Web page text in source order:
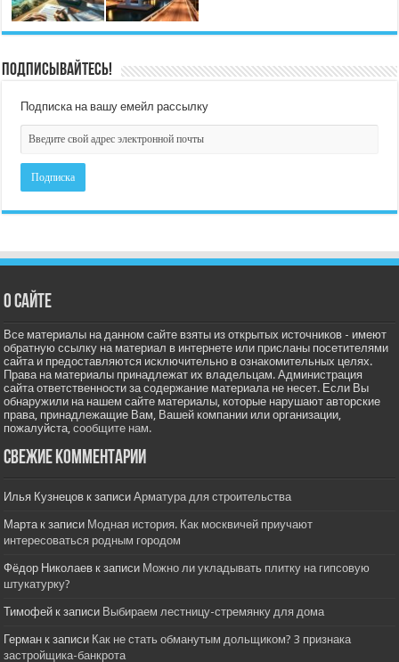
Подписывайтесь!
Подписка на вашу емейл рассылку
О сайте
Все материалы на данном сайте взяты из открытых источников - имеют
обратную ссылку на материал в интернете или присланы посетителями
сайта и предоставляются исключительно в ознакомительных целях.
Права на материалы принадлежат их владельцам. Администрация
сайта ответственности за содержание материала не несет. Если Вы
обнаружили на нашем сайте материалы, которые нарушают авторские
права, принадлежащие Вам, Вашей компании или организации,
пожалуйста,сообщите нам.
Свежие комментарии
Илья Кузнецов к записиАрматура для строительства
Марта к записи Модная история. Как москвичей приучают
интересоваться родным городом
Фёдор Николаев к записи Можно ли укладывать плитку на гипсовую
штукатурку?
Тимофей к записи Выбираем лестницу-стремянку для дома
Герман к записи Как не стать обманутым дольщиком? 3 признака
застройщика-банкрота